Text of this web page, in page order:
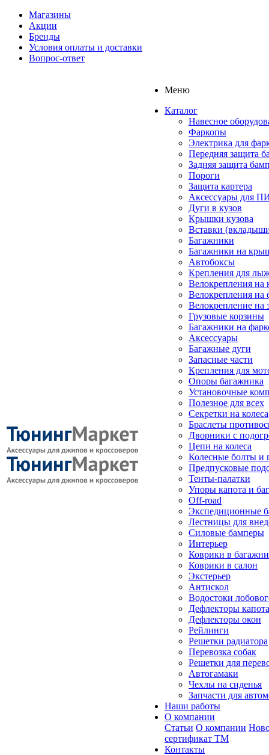
Магазины
Акции
Бренды
Условия оплаты и доставки
Вопрос-ответ
Меню
Каталог
Навесное
Фаркопы
Электрика для
Передняя защита
Задняя защита
Пороги
Защита картера
Аксессуары для
Дуги в кузов
Крышки кузова
Вставки
Багажники
Багажники на
Автобоксы
Крепления для
Велокрепления
Велокрепления на
Велокрепление на
Грузовые корзины
Багажники на
Аксессуары
Багажные дуги
Запасные части
Крепления для
Опоры багажника
Установочные
Полезное для всех
Секретки на колеса
Браслеты
Дворники с
Цепи на колеса
Колесные болты и
Предпусковые
Тенты-палатки
Упоры капота и
Off-road
Экспедиционные
Лестницы для
Силовые бамперы
Интерьер
Коврики в
Коврики в салон
Экстерьер
Антискол
Водостоки
Дефлекторы капота
Дефлекторы окон
Рейлинги
Решетки радиатора
Перевозка собак
Решетки для
Автогамаки
Чехлы на сиденья
Запчасти для
Наши работы
О компании
Статьи О компании
сертификат ТМ
Контакты